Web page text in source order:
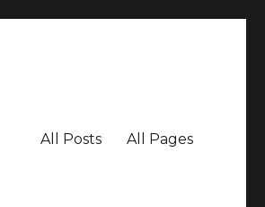
All Posts All Pages